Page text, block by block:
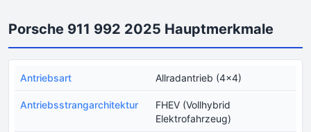
Porsche 911 992 2025 Hauptmerkmale
Antriebsart Allradantrieb (4x4)
Antriebsstrangarchitektur
FHEV (Vollhybrid
Elektrofahrzeug)